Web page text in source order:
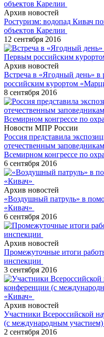
Архив новостей
Ростуризм: водопад Кивач
объектов Карелии
12 сентября 2016
Архив новостей
Встреча в «Ягодный день» в
российским курортом
8 сентября 2016
Новости МПР России
Россия представила
отечественным
Всемирном конгрессе по
6 сентября 2016
Архив новостей
«Воздушный патруль» в
«Кивач»
6 сентября 2016
Архив новостей
Промежуточные итоги
инспекции
3 сентября 2016
Архив новостей
Участники Всероссийской
(с международным
2 сентября 2016